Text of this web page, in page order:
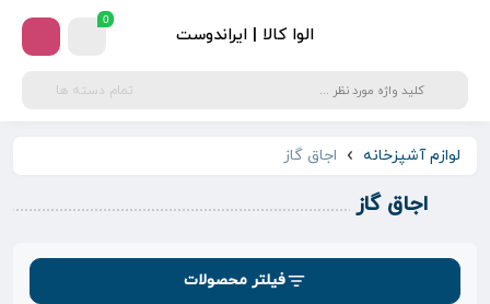
الوا کالا | ایراندوست
0
تمام دسته ها
لوازم آشپزخانه اجاق گاز
اجاق گاز
فیلتر محصولات